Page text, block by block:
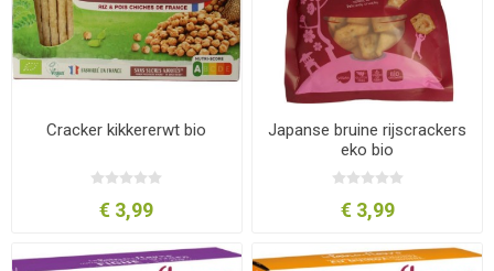
Cracker kikkererwt bio
€ 3,99
Japanse bruine rijscrackers
eko bio
€ 3,99